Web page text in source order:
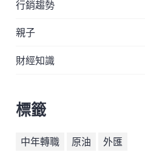
行銷趨勢
親子
財經知識
標籤
中年轉職 原油
外匯